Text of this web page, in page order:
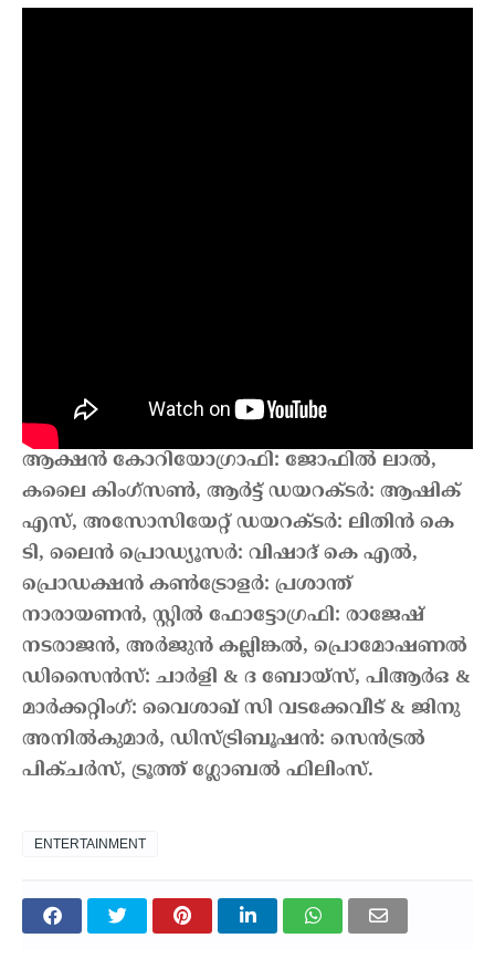
വസ്ത്രാലങ്കാരം: മാഷർ ഹംസ, വി എഫ് എക്സ്:
ഡിജി ബ്രിക്സ്, മേക്കപ്പ്: റോണക്സ് സേവിയർ,
ആക്ഷൻ കോറിയോഗ്രാഫി: ജോഫിൽ ലാൽ,
കലൈ കിംഗ്സൺ, ആർട്ട് ഡയറക്ടർ: ആഷിക്
എസ്, അസോസിയേറ്റ് ഡയറക്ടർ: ലിതിൻ കെ
ടി, ലൈൻ പ്രൊഡ്യൂസർ: വിഷാദ് കെ എൽ‍,
പ്രൊഡക്ഷൻ കൺട്രോളർ: പ്രശാന്ത്
നാരായണൻ, സ്റ്റിൽ ഫോട്ടോഗ്രഫി: രാജേഷ്
നടരാജൻ, അർജുൻ കല്ലിങ്കൽ, പ്രൊമോഷണൽ
ഡിസൈൻസ്: ചാർളി & ദ ബോയ്സ്, പിആർഒ &
മാർക്കറ്റിംഗ്: വൈശാഖ് സി വടക്കേവീട് & ജിനു
അനിൽകുമാർ, ഡിസ്ട്രിബൂഷൻ: സെൻട്രൽ
പിക്ചർസ്, ട്രൂത്ത് ഗ്ലോബൽ ഫിലിംസ്.
ENTERTAINMENT